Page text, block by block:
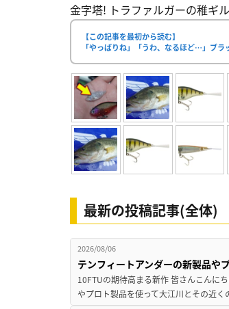
金字塔! トラファルガーの稚ギ
【この記事を最初から読む】
「やっぱりね」「うわ、なるほど…」ブ
最新の投稿記事(全体)
2026/08/06
テンフィートアンダーの新製品や
10FTUの期待高まる新作 皆さんこんに
やプロト製品を使って大江川とその近